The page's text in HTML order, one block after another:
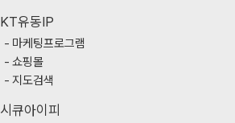
KT유동IP
마케팅프로그램
쇼핑몰
지도검색
시큐아이피